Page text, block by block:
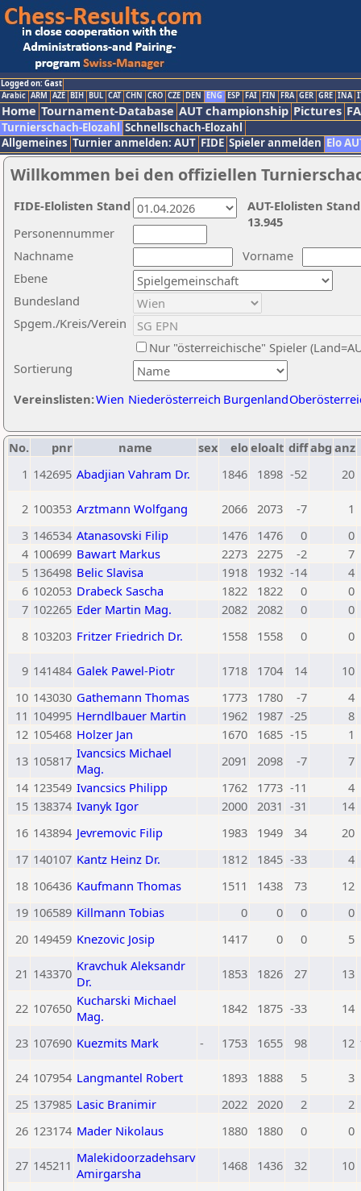
Logged on: Gast
Arabic ARM AZE BIH BUL CAT CHN CRO CZE DEN ENG ESP FAI FIN FRA GER GRE INA
Home Tournament-Database AUT championship Pictures
Turnierschach-Elozahl Schnellschach-Elozahl
Allgemeines Turnier anmelden: AUT FIDE Spieler anmelden Elo
Willkommen bei den offiziellen
Nachname
Vorname
Ebene
Sortierung
Personennummer
Bundesland
Spgem./Kreis/Verein
Nur "österreichische" Spieler
Vereinslisten:Wien Niederösterreich Burgenland
AUT-Elolisten
13.945
FIDE-Elolisten Stand
No. pnr name sex eloeloalt diffabg anz
1 142695 Abadjian Vahram Dr. 1846 1898 -52 20
2 100353 Arztmann Wolfgang 2066 2073 -7
1
3 146534 Atanasovski Filip 1476 1476 0
0
4 100699 Bawart Markus 2273 2275 -2
7
5 136498 Belic Slavisa 1918 1932 -14
4
6 102053 Drabeck Sascha 1822 1822 0
0
7 102265 Eder Martin Mag. 2082 2082 0
0
8 103203 Fritzer Friedrich Dr. 1558 1558 0 0
9 141484 Galek Pawel-Piotr 1718 1704 14
10
10 143030 Gathemann Thomas 1773 1780 -7
4
11 104995 Herndlbauer Martin 1962 1987 -25
8
12 105468 Holzer Jan 1670 1685 -15
1
13 105817 Ivancsics Michael
Mag.
2091 2098 -7
7
14 123549 Ivancsics Philipp 1762 1773 -11
4
15 138374 Ivanyk Igor 2000 2031 -31
14
16 143894 Jevremovic Filip 1983 1949 34
20
17 140107 Kantz Heinz Dr. 1812 1845 -33
4
18 106436 Kaufmann Thomas 1511 1438 73
12
19 106589 Killmann Tobias 0 0 0
0
20 149459 Knezovic Josip 1417 0 0 5
21 143370 Kravchuk Aleksandr
Dr.
1853 1826 27 13
22 107650 Kucharski Michael
Mag.
1842 1875 -33 14
23 107690 Kuezmits Mark - 1753 1655 98 12
24 107954 Langmantel Robert 1893 1888 5
3
25 137985 Lasic Branimir 2022 2020 2
2
26 123174 Mader Nikolaus 1880 1880 0 0
27 145211 Malekidoorzadehsarv
Amirgarsha
1468 1436 32 10